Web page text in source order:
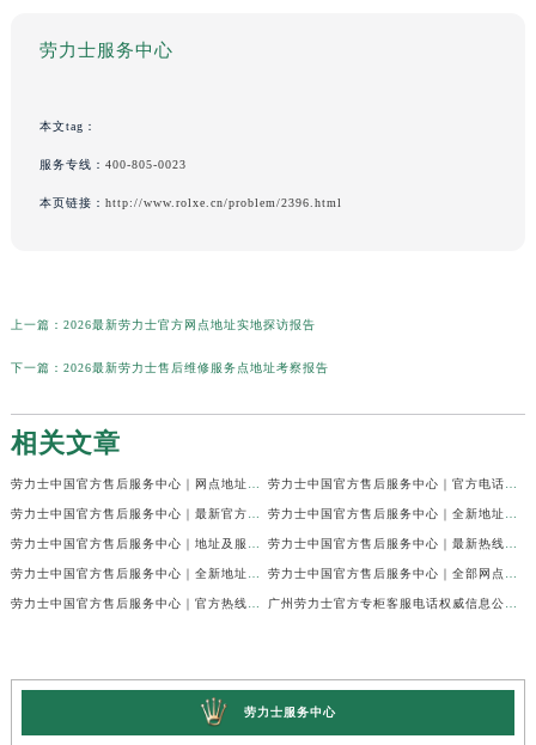
劳力士服务中心
本文tag：
服务专线： 400-805-0023
本页链接： http://www.rolxe.cn/problem/2396.html
上一篇： 2026最新劳力士官方网点地址实地探访报告
下一篇： 2026最新劳力士售后维修服务点地址考察报告
相关文章
劳力士服务中心